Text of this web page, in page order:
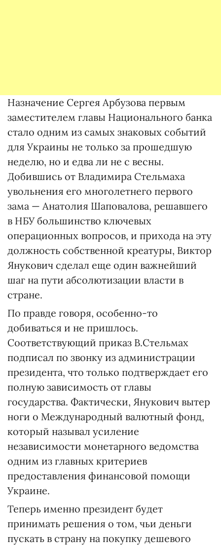
Назначение Сергея Арбузова первым
заместителем главы Национального банка
стало одним из самых знаковых событий
для Украины не только за прошедшую
неделю, но и едва ли не с весны.
Добившись от Владимира Стельмаха
увольнения его многолетнего первого
зама — Анатолия Шаповалова, решавшего
в НБУ большинство ключевых
операционных вопросов, и прихода на эту
должность собственной креатуры, Виктор
Янукович сделал еще один важнейший
шаг на пути абсолютизации власти в
стране.
По правде говоря, особенно-то
добиваться и не пришлось.
Соответствующий приказ В.Стельмах
подписал по звонку из администрации
президента, что только подтверждает его
полную зависимость от главы
государства. Фактически, Янукович вытер
ноги о Международный валютный фонд,
который называл усиление
независимости монетарного ведомства
одним из главных критериев
предоставления финансовой помощи
Украине.
Теперь именно президент будет
принимать решения о том, чьи деньги
пускать в страну на покупку дешевого